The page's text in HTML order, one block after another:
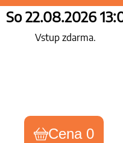
So 22.08.2026
Vstup zdarma.
Cena 0